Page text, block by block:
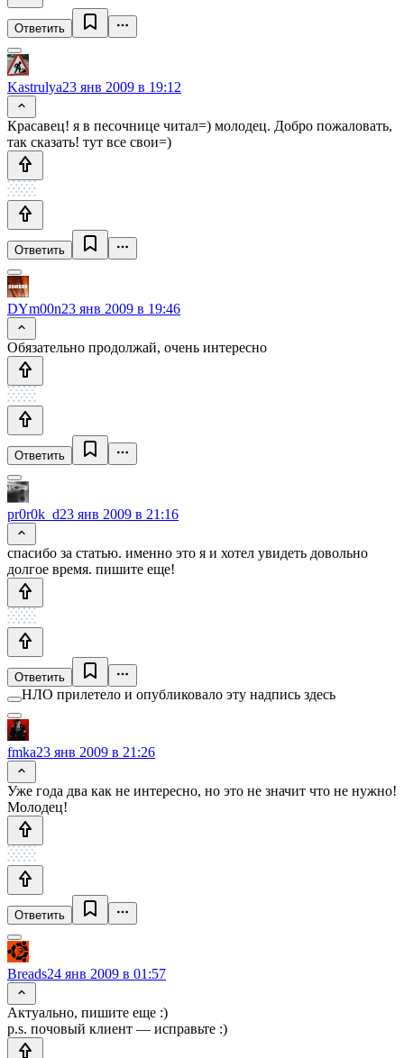
Ответить
Kastrulya23 янв 2009 в 19:12
Красавец! я в песочнице читал=) молодец. Добро пожаловать,
так сказать! тут все свои=)
Ответить
DYm00n23 янв 2009 в 19:46
Обязательно продолжай, очень интересно
Ответить
pr0r0k_d23 янв 2009 в 21:16
спасибо за статью. именно это я и хотел увидеть довольно
долгое время. пишите еще!
Ответить
НЛО прилетело и опубликовало эту надпись здесь
fmka23 янв 2009 в 21:26
Уже года два как не интересно, но это не значит что не нужно!
Молодец!
Ответить
Breads24 янв 2009 в 01:57
Актуально, пишите еще :)
p.s. почовый клиент — исправьте :)